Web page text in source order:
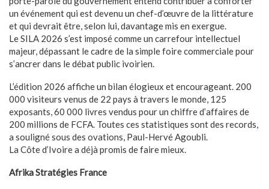
un événement qui est devenu un chef-d’œuvre de la littérature
et qui devrait être, selon lui, davantage mis en exergue.
Le SILA 2026 s’est imposé comme un carrefour intellectuel
majeur, dépassant le cadre de la simple foire commerciale pour
s’ancrer dans le débat public ivoirien.
L’édition 2026 affiche un bilan élogieux et encourageant. 200
000 visiteurs venus de 22 pays à travers le monde, 125
exposants, 60 000 livres vendus pour un chiffre d’affaires de
200 millions de FCFA. Toutes ces statistiques sont des records,
a souligné sous des ovations, Paul-Hervé Agoubli.
La Côte d’Ivoire a déjà promis de faire mieux.
Afrika Stratégies France​​​​​​​​​​​​​​​​​​​​​​​​​​​​​​​​​​​​​​​​​​​​​​​​​​